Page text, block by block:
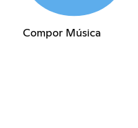
Compor Música